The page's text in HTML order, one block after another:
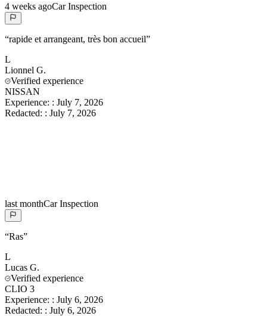
4 weeks agoCar Inspection
“rapide et arrangeant, très bon accueil”
L
Lionnel G.
Verified experience
NISSAN
Experience: : July 7, 2026
Redacted: : July 7, 2026
last monthCar Inspection
“Ras”
L
Lucas G.
Verified experience
CLIO 3
Experience: : July 6, 2026
Redacted: : July 6, 2026